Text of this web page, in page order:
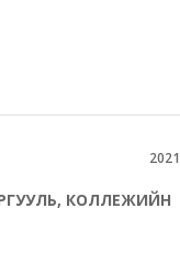
КОЛЛЕЖИЙН